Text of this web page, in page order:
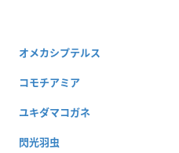
オメカシプテルス
コモチアミア
ユキダマコガネ
閃光羽虫